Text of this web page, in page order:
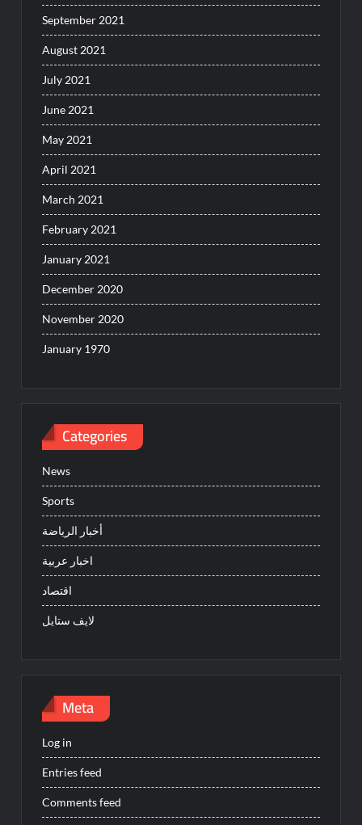
September 2021
August 2021
July 2021
June 2021
May 2021
April 2021
March 2021
February 2021
January 2021
December 2020
November 2020
January 1970
Categories
News
Sports
أخبار الرياضة
اخبار عربية
اقتصاد
لايف ستايل
Meta
Log in
Entries feed
Comments feed